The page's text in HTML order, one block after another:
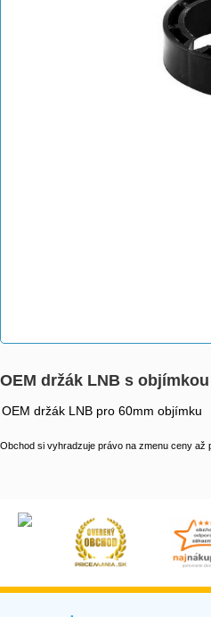
OEM držák LNB s
OEM držák LNB pro 60mm objímku
Obchod si vyhradzuje právo na zmenu ceny až